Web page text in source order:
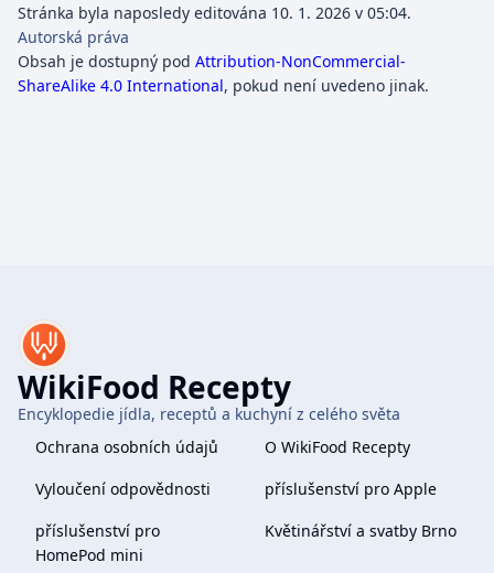
Stránka byla naposledy editována 10. 1. 2026 v 05:04.
Autorská práva
Obsah je dostupný pod Attribution-NonCommercial-
ShareAlike 4.0 International, pokud není uvedeno jinak.
WikiFood Recepty
Encyklopedie jídla, receptů a kuchyní z celého světa
Ochrana osobních údajů
O WikiFood Recepty
Vyloučení odpovědnosti
příslušenství pro Apple
příslušenství pro
HomePod mini
Květinářství a svatby Brno